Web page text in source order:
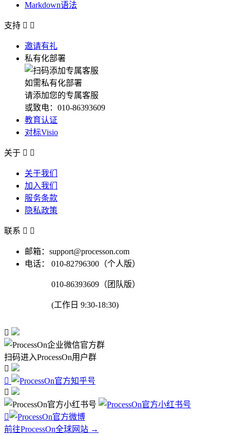
Markdown语法
支持  
邀请有礼
私有化部署
如需私有化部署
请添加您的专属客服
或致电：010-86393609
教育认证
对标Visio
关于  
关于我们
加入我们
服务条款
隐私政策
联系  
邮箱：support@processon.com
电话：
010-82796300（个人版）
010-86393609（团队版）
(工作日 9:30-18:30)

扫码进入ProcessOn用户群




前往ProcessOn全球网站 →